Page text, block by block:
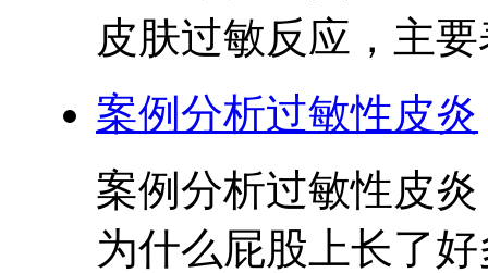
皮肤过敏反应，主
案例分析过敏性皮炎
案例分析过敏性皮
为什么屁股上长了